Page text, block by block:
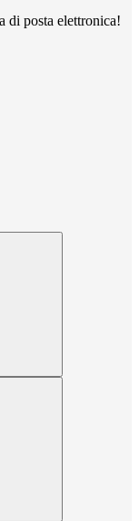
di posta elettronica!